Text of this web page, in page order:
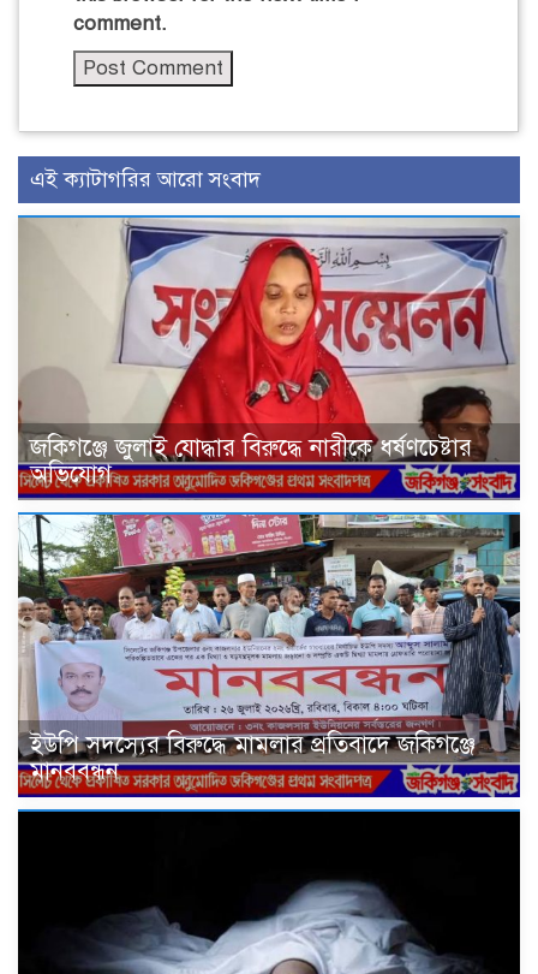
comment.
এই ক্যাটাগরির আরো সংবাদ
জকিগঞ্জে জুলাই যোদ্ধার বিরুদ্ধে নারীকে ধর্ষণচেষ্টার
অভিযোগ
ইউপি সদস্যের বিরুদ্ধে মামলার প্রতিবাদে জকিগঞ্জে
মানববন্ধন